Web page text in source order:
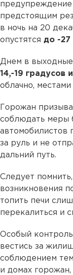
предупреждение
предстоящим
в ночь на 20
опустятся до -27
Днем в выходные
14,-19 градусов
облачно,
Горожан
соблюдать меры
автомобилистов
за руль и не
дальний путь.
Следует
возникновения
топить печи
перекалиться и
Особый
вестись за
соблюдением
и домах горожан,